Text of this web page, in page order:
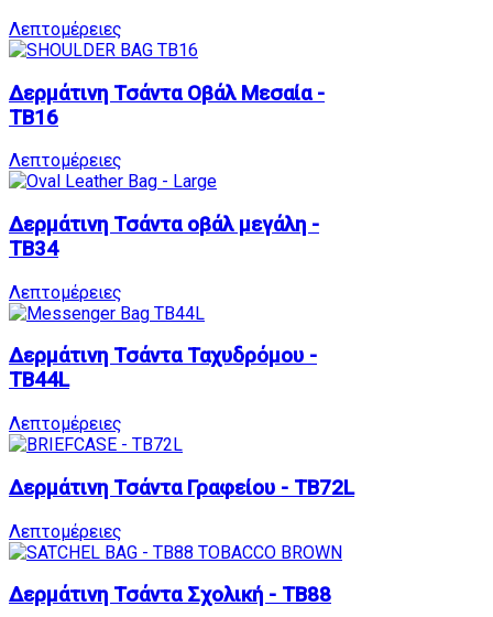
Λεπτομέρειες
Δερμάτινη Τσάντα Oβάλ Mεσαία -
TB16
Λεπτομέρειες
Δερμάτινη Τσάντα οβάλ μεγάλη -
TB34
Λεπτομέρειες
Δερμάτινη Τσάντα Ταχυδρόμου -
TB44L
Λεπτομέρειες
Δερμάτινη Τσάντα Γραφείου - TB72L
Λεπτομέρειες
Δερμάτινη Τσάντα Σχολική - TB88